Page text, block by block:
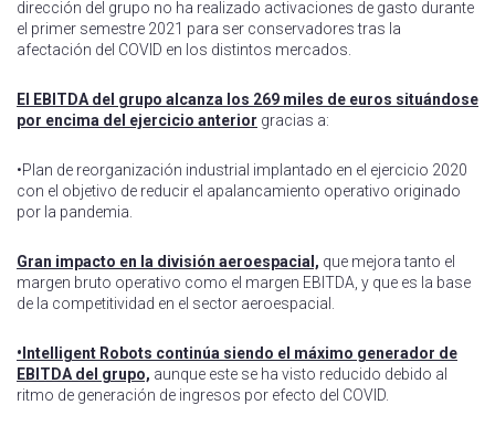
dirección del grupo no ha realizado activaciones de gasto durante
el primer semestre 2021 para ser conservadores tras la
afectación del COVID en los distintos mercados.
El EBITDA del grupo alcanza los 269 miles de euros situándose
por encima del ejercicio anterior gracias a:
•Plan de reorganización industrial implantado en el ejercicio 2020
con el objetivo de reducir el apalancamiento operativo originado
por la pandemia.
Gran impacto en la división aeroespacial, que mejora tanto el
margen bruto operativo como el margen EBITDA, y que es la base
de la competitividad en el sector aeroespacial.
•Intelligent Robots continúa siendo el máximo generador de
EBITDA del grupo, aunque este se ha visto reducido debido al
ritmo de generación de ingresos por efecto del COVID.